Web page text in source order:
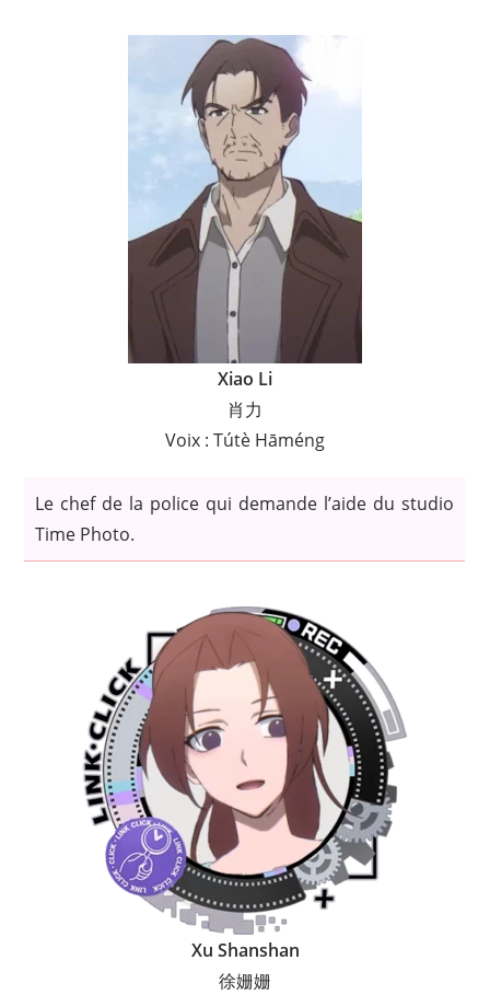
Xiao Li
肖力
Voix : Tútè Hāméng
Le chef de la police qui demande l’aide du studio
Time Photo.
Xu Shanshan
徐姗姗